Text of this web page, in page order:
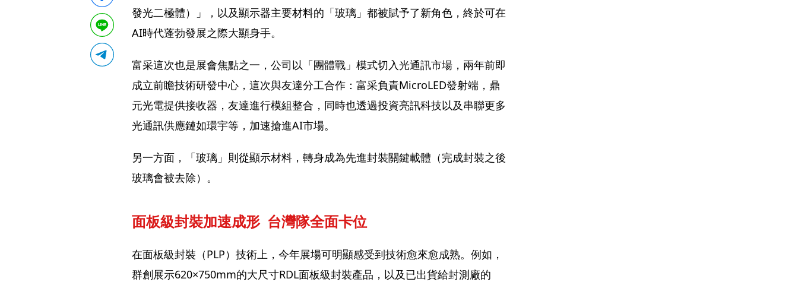
發光二極體）」，以及顯示器主要材料的「玻璃」都被賦予了新角色，終於可在
AI時代蓬勃發展之際大顯身手。
富采這次也是展會焦點之一，公司以「團體戰」模式切入光通訊市場，兩年前即
成立前瞻技術研發中心，這次與友達分工合作：富采負責MicroLED發射端，鼎
元光電提供接收器，友達進行模組整合，同時也透過投資亮訊科技以及串聯更多
光通訊供應鏈如環宇等，加速搶進AI市場。
另一方面，「玻璃」則從顯示材料，轉身成為先進封裝關鍵載體（完成封裝之後
玻璃會被去除）。
面板級封裝加速成形  台灣隊全面卡位
在面板級封裝（PLP）技術上，今年展場可明顯感受到技術愈來愈成熟。例如，
群創展示620×750mm的大尺寸RDL面板級封裝產品，以及已出貨給封測廠的